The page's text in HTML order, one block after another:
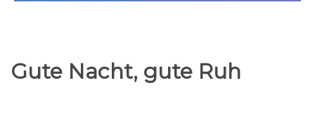
Gute Nacht, gute Ruh